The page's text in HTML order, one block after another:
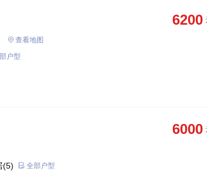
6200
查看地图
户型
6000
(5) 全部户型